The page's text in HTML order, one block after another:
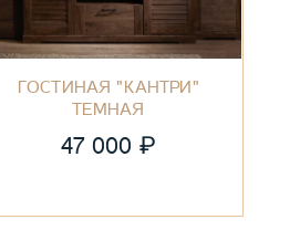
ГОСТИНАЯ "КАНТРИ"
ТЕМНАЯ
47 000 ₽